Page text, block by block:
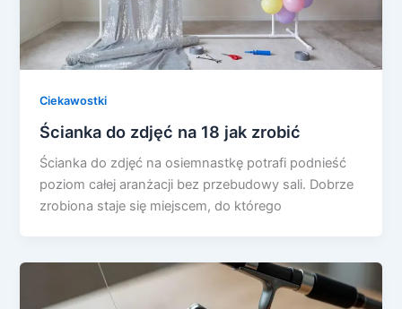
Ciekawostki
Ścianka do zdjęć na 18 jak zrobić
Ścianka do zdjęć na osiemnastkę potrafi podnieść
poziom całej aranżacji bez przebudowy sali. Dobrze
zrobiona staje się miejscem, do którego